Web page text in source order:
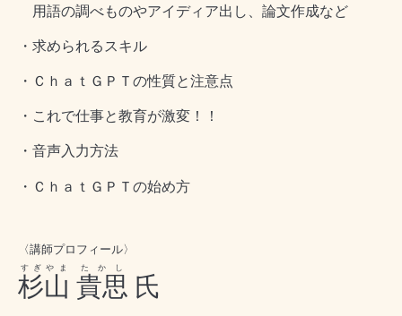
用語の調べものやアイディア出し、論文作成など
・求められるスキル
・ＣｈａｔＧＰＴの性質と注意点
・これで仕事と教育が激変！！
・音声入力方法
・ＣｈａｔＧＰＴの始め方
〈講師プロフィール〉
杉山
すぎやま
貴思
たかし
氏